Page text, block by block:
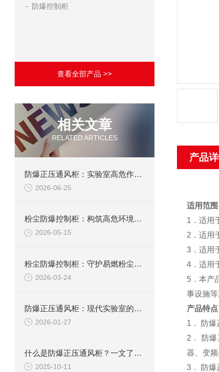
防爆控制柜
查看全部产品 >>
相关文章
RELATED ARTICLES
防爆正压通风柜：实验室高危作业的安全防护载体
2026-06-25
粉尘防爆控制柜：构筑高危环境下的电气安全屏障
2026-05-15
粉尘防爆控制柜：守护易燃粉尘环境下的电气安全
2026-03-24
防爆正压通风柜：现代实验室的安全屏障
2026-01-27
什么是防爆正压通风柜？一文了解其定义、原理及应用
2025-10-11
产品
适用范围
1．适用
2．适用
3．适用
4．适用
5．本产
事设施
产品特点
1． 防
2． 防
器、变
3． 防爆